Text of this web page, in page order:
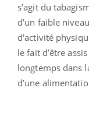
s’agit du
d’un faible niveau
d'activité
le fait d’être assis
longtemps dans
d’une